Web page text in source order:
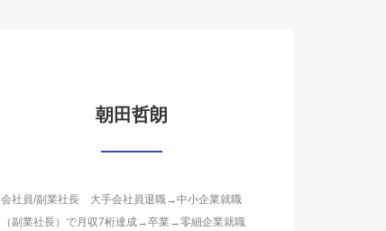
朝田哲朗
会社員/副業社長 大手会社員退職→中小企業就職
（副業社長）で月収7桁達成→卒業→零細企業就職